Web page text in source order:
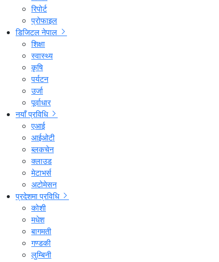
रिपोर्ट
प्रोफाइल
डिजिटल नेपाल
शिक्षा
स्वास्थ्य
कृषि
पर्यटन
उर्जा
पूर्वाधार
नयाँ प्रविधि
एआई
आईओटी
ब्लकचेन
क्लाउड
मेटाभर्स
अटोमेसन
प्रदेशमा प्रविधि
कोशी
मधेश
बागमती
गण्डकी
लुम्बिनी